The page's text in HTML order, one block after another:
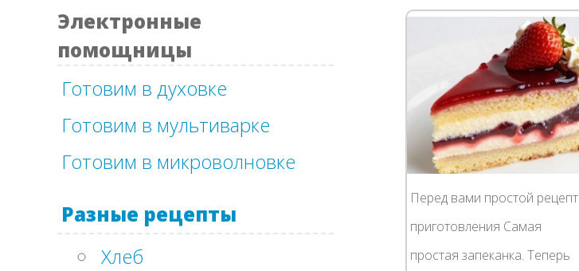
Электронные
помощницы
Готовим в духовке
Готовим в мультиварке
Готовим в микроволновке
Разные рецепты
Хлеб
всегда можно быстро
сделать на ужин, даже если
задержали на работе.
Секреты...
Перед вами простой рецепт
приготовления Самая
простая запеканка. Теперь